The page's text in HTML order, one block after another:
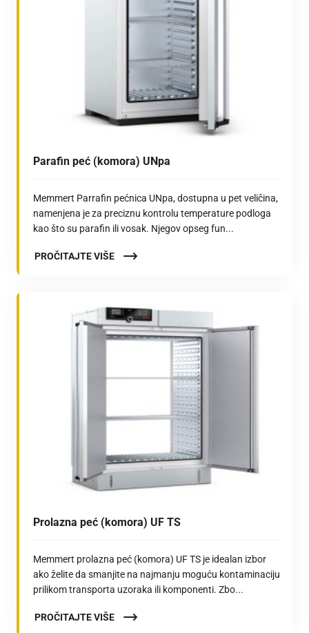
Parafin peć (komora) UNpa
Memmert Parrafin pećnica UNpa, dostupna u pet veličina,
namenjena je za preciznu kontrolu temperature podloga
kao što su parafin ili vosak. Njegov opseg fun...
PROČITAJTE VIŠE
Prolazna peć (komora) UF TS
Memmert prolazna peć (komora) UF TS je idealan izbor
ako želite da smanjite na najmanju moguću kontaminaciju
prilikom transporta uzoraka ili komponenti. Zbo...
PROČITAJTE VIŠE